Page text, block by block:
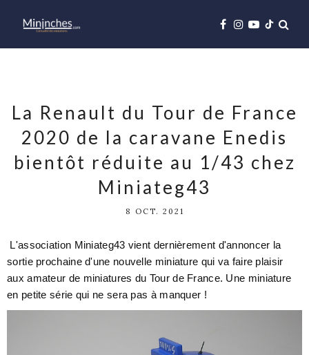
La Renault du Tour de France
2020 de la caravane Enedis
bientôt réduite au 1/43 chez
Miniateg43
8 OCT. 2021
L'association Miniateg43 vient dernièrement d'annoncer la
sortie prochaine d'une nouvelle miniature qui va faire plaisir
aux amateur de miniatures du Tour de France. Une miniature
en petite série qui ne sera pas à manquer !